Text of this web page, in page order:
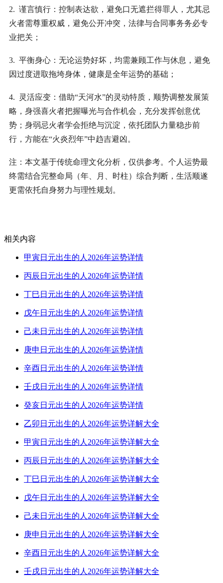
2. 谨言慎行：控制表达欲，避免口无遮拦得罪人，尤其忌
火者需尊重权威，避免公开冲突，法律与合同事务务必专
业把关；
3. 平衡身心：无论运势好坏，均需兼顾工作与休息，避免
因过度进取拖垮身体，健康是全年运势的基础；
4. 灵活应变：借助“天河水”的灵动特质，顺势调整发展策
略，身强喜火者把握曝光与合作机会，充分发挥创意优
势；身弱忌火者学会拒绝与沉淀，依托团队力量稳步前
行，方能在“火炎烈年”中趋吉避凶。
注：本文基于传统命理文化分析，仅供参考。个人运势最
终需结合完整命局（年、月、时柱）综合判断，生活顺遂
更需依托自身努力与理性规划。
相关内容
甲寅日元出生的人2026年运势详情
丙辰日元出生的人2026年运势详情
丁巳日元出生的人2026年运势详情
戊午日元出生的人2026年运势详情
己未日元出生的人2026年运势详情
庚申日元出生的人2026年运势详情
辛酉日元出生的人2026年运势详情
壬戌日元出生的人2026年运势详情
癸亥日元出生的人2026年运势详情
乙卯日元出生的人2026年运势详解大全
甲寅日元出生的人2026年运势详解大全
丙辰日元出生的人2026年运势详解大全
丁巳日元出生的人2026年运势详解大全
戊午日元出生的人2026年运势详解大全
己未日元出生的人2026年运势详解大全
庚申日元出生的人2026年运势详解大全
辛酉日元出生的人2026年运势详解大全
壬戌日元出生的人2026年运势详解大全